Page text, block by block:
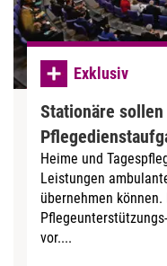
Exklusiv
Stationäre
Heime und
Leistungen
übernehmen
vor....